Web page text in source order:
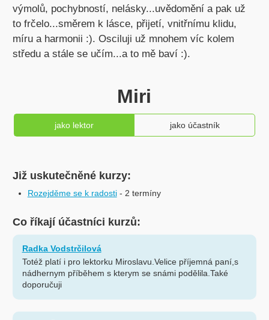
výmolů, pochybností, nelásky...uvědomění a pak už
to frčelo...směrem k lásce, přijetí, vnitřnímu klidu,
míru a harmonii :). Osciluji už mnohem víc kolem
středu a stále se učím...a to mě baví :).
Miri
jako lektor jako účastník
Již uskutečněné kurzy:
Rozejděme se k radosti - 2 termíny
Co říkají účastníci kurzů:
Radka Vodstrčilová
Totéž platí i pro lektorku Miroslavu.Velice příjemná paní,s
nádhernym příběhem s kterym se snámi podělila.Také
doporučuji